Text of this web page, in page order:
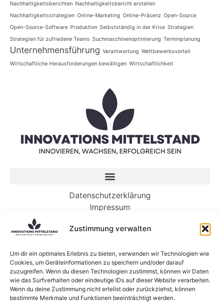
Zustimmung verwalten
Um dir ein optimales Erlebnis zu bieten, verwenden wir Technologien wie
Cookies, um Geräteinformationen zu speichern und/oder darauf
zuzugreifen. Wenn du diesen Technologien zustimmst, können wir Daten
wie das Surfverhalten oder eindeutige IDs auf dieser Website verarbeiten.
Wenn du deine Zustimmung nicht erteilst oder zurückziehst, können
bestimmte Merkmale und Funktionen beeinträchtigt werden.
Nachhaltigkeitsberichten Nachhaltigkeitsbericht erstellen
Nachhaltigkeitsstrategien Online-Marketing Online-Präsenz Open-Source
Open-Source-Software Produktion Selbstständig in der Krise Strategien
Strategien für zufriedene Teams Suchmaschinenoptimierung Terminplanung
Unternehmensführung Verantwortung Wettbewerbsvorteil
Wirtschaftliche Herausforderungen bewältigen Wirtschaftlichkeit
Datenschutzerklärung
Impressum
Neueste Beiträge
Es ist an der Zeit, dass Ihr Unternehmen in KI
investiert. So geht’s.
Die KI-gesteuerte Zukunft der Arbeit benötigt
Menschen mehr denn je
5 Wege, wie Genossenschaften die Zukunft von